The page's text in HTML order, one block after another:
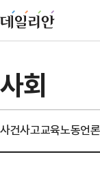
사회
사건사고교육노동언론